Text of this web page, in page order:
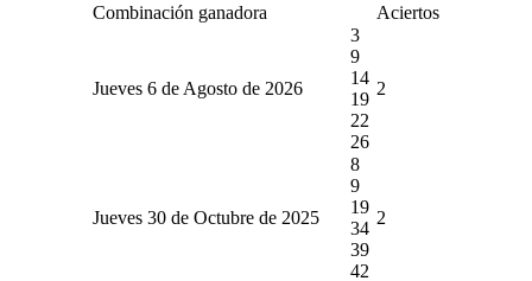
Combinación ganadora Aciertos
Jueves 6 de Agosto de 2026
3
9
14
19
22
26
2
Jueves 30 de Octubre de 2025
8
9
19
34
39
42
2